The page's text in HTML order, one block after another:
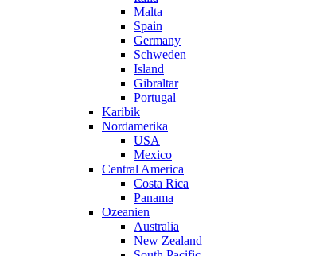
Malta
Spain
Germany
Schweden
Island
Gibraltar
Portugal
Karibik
Nordamerika
USA
Mexico
Central America
Costa Rica
Panama
Ozeanien
Australia
New Zealand